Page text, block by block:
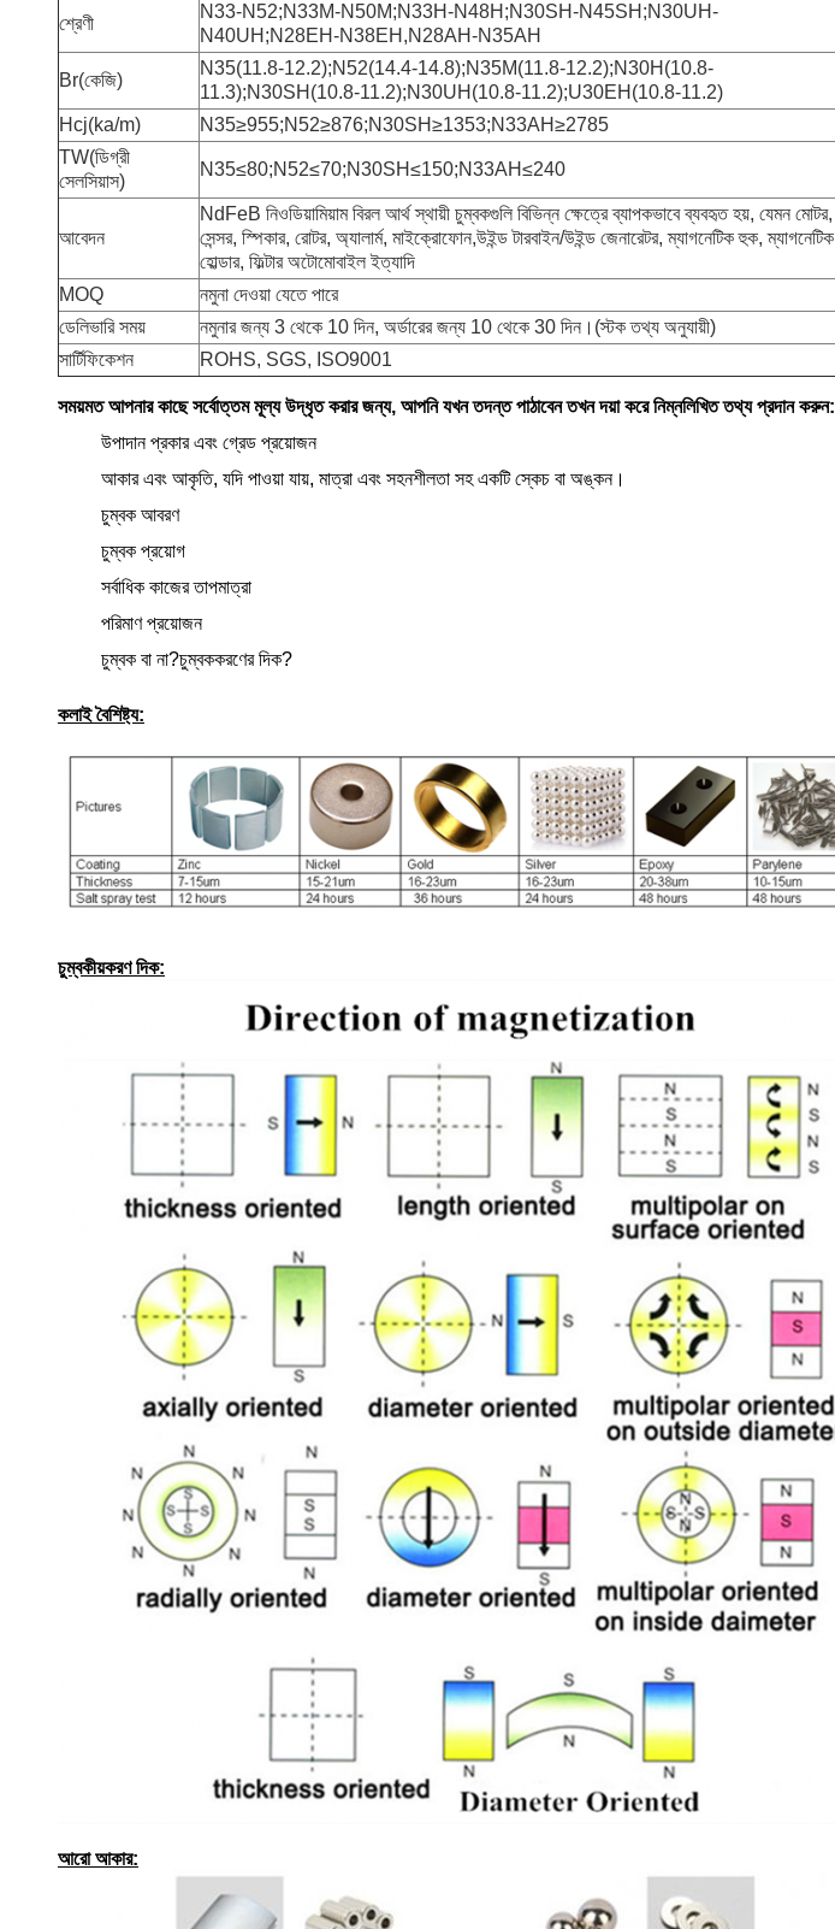
শ্রেণী
N33-N52;N33M-N50M;N33H-N48H;N30SH-N45SH;N30UH-
N40UH;N28EH-N38EH,N28AH-N35AH
Br(কেজি)
N35(11.8-12.2);N52(14.4-14.8);N35M(11.8-12.2);N30H(10.8-
11.3);N30SH(10.8-11.2);N30UH(10.8-11.2);U30EH(10.8-11.2)
Hcj(ka/m)
N35≥955;N52≥876;N30SH≥1353;N33AH≥2785
TW(ডিগ্রী
সেলসিয়াস)
N35≤80;N52≤70;N30SH≤150;N33AH≤240
আবেদন
NdFeB নিওডিয়ামিয়াম বিরল আর্থ স্থায়ী চুম্বকগুলি বিভিন্ন ক্ষেত্রে ব্যাপকভাবে ব্যবহৃত হয়, যেমন মোটর,
সেন্সর, স্পিকার, রোটর, অ্যালার্ম, মাইক্রোফোন,উইন্ড টারবাইন/উইন্ড জেনারেটর, ম্যাগনেটিক হুক, ম্যাগনেটিক
হোল্ডার, ফিল্টার অটোমোবাইল ইত্যাদি
MOQ
নমুনা দেওয়া যেতে পারে
ডেলিভারি সময়
নমুনার জন্য 3 থেকে 10 দিন, অর্ডারের জন্য 10 থেকে 30 দিন।(স্টক তথ্য অনুযায়ী)
সার্টিফিকেশন
ROHS, SGS, ISO9001
সময়মত আপনার কাছে সর্বোত্তম মূল্য উদ্ধৃত করার জন্য, আপনি যখন তদন্ত পাঠাবেন তখন দয়া করে নিম্নলিখিত তথ্য প্রদান করুন:
উপাদান প্রকার এবং গ্রেড প্রয়োজন
আকার এবং আকৃতি, যদি পাওয়া যায়, মাত্রা এবং সহনশীলতা সহ একটি স্কেচ বা অঙ্কন।
চুম্বক আবরণ
চুম্বক প্রয়োগ
সর্বাধিক কাজের তাপমাত্রা
পরিমাণ প্রয়োজন
চুম্বক বা না?চুম্বককরণের দিক?
কলাই বৈশিষ্ট্য:
চুম্বকীয়করণ দিক:
আরো আকার: